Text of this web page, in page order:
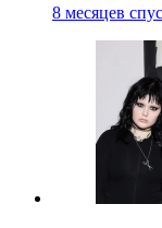
8 месяцев